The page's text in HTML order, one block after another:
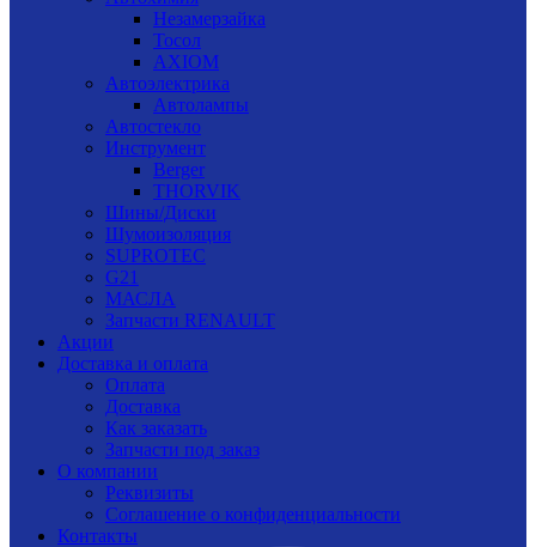
Незамерзайка
Тосол
AXIOM
Автоэлектрика
Автолампы
Автостекло
Инструмент
Berger
THORVIK
Шины/Диски
Шумоизоляция
SUPROTEC
G21
МАСЛА
Запчасти RENAULT
Акции
Доставка и оплата
Оплата
Доставка
Как заказать
Запчасти под заказ
О компании
Реквизиты
Соглашение о конфиденциальности
Контакты